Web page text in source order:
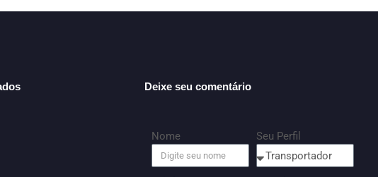
Deixe seu comentário
Nome Seu Perfil